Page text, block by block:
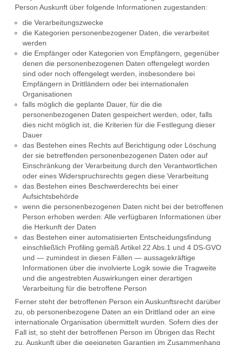
Person Auskunft über folgende Informationen zugestanden:
die Verarbeitungszwecke
die Kategorien personenbezogener Daten, die verarbeitet
werden
die Empfänger oder Kategorien von Empfängern, gegenüber
denen die personenbezogenen Daten offengelegt worden
sind oder noch offengelegt werden, insbesondere bei
Empfängern in Drittländern oder bei internationalen
Organisationen
falls möglich die geplante Dauer, für die die
personenbezogenen Daten gespeichert werden, oder, falls
dies nicht möglich ist, die Kriterien für die Festlegung dieser
Dauer
das Bestehen eines Rechts auf Berichtigung oder Löschung
der sie betreffenden personenbezogenen Daten oder auf
Einschränkung der Verarbeitung durch den Verantwortlichen
oder eines Widerspruchsrechts gegen diese Verarbeitung
das Bestehen eines Beschwerderechts bei einer
Aufsichtsbehörde
wenn die personenbezogenen Daten nicht bei der betroffenen
Person erhoben werden: Alle verfügbaren Informationen über
die Herkunft der Daten
das Bestehen einer automatisierten Entscheidungsfindung
einschließlich Profiling gemäß Artikel 22 Abs.1 und 4 DS-GVO
und — zumindest in diesen Fällen — aussagekräftige
Informationen über die involvierte Logik sowie die Tragweite
und die angestrebten Auswirkungen einer derartigen
Verarbeitung für die betroffene Person
Ferner steht der betroffenen Person ein Auskunftsrecht darüber
zu, ob personenbezogene Daten an ein Drittland oder an eine
internationale Organisation übermittelt wurden. Sofern dies der
Fall ist, so steht der betroffenen Person im Übrigen das Recht
zu, Auskunft über die geeigneten Garantien im Zusammenhang